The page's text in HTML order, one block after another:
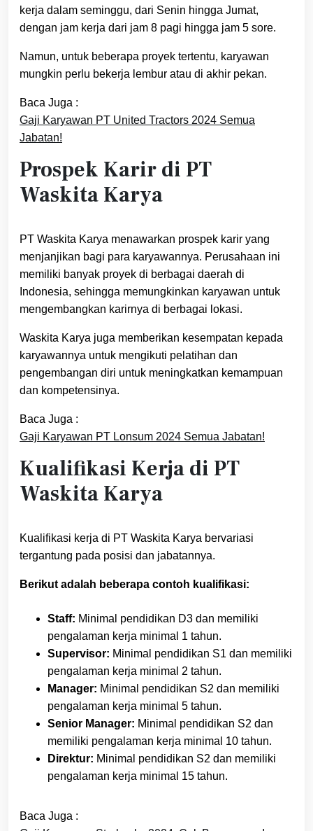
kerja dalam seminggu, dari Senin hingga Jumat,
dengan jam kerja dari jam 8 pagi hingga jam 5 sore.
Namun, untuk beberapa proyek tertentu, karyawan
mungkin perlu bekerja lembur atau di akhir pekan.
Baca Juga :
Gaji Karyawan PT United Tractors 2024 Semua
Jabatan!
Prospek Karir di PT
Waskita Karya
PT Waskita Karya menawarkan prospek karir yang
menjanjikan bagi para karyawannya. Perusahaan ini
memiliki banyak proyek di berbagai daerah di
Indonesia, sehingga memungkinkan karyawan untuk
mengembangkan karirnya di berbagai lokasi.
Waskita Karya juga memberikan kesempatan kepada
karyawannya untuk mengikuti pelatihan dan
pengembangan diri untuk meningkatkan kemampuan
dan kompetensinya.
Baca Juga :
Gaji Karyawan PT Lonsum 2024 Semua Jabatan!
Kualifikasi Kerja di PT
Waskita Karya
Kualifikasi kerja di PT Waskita Karya bervariasi
tergantung pada posisi dan jabatannya.
Berikut adalah beberapa contoh kualifikasi:
Staff: Minimal pendidikan D3 dan memiliki
pengalaman kerja minimal 1 tahun.
Supervisor: Minimal pendidikan S1 dan memiliki
pengalaman kerja minimal 2 tahun.
Manager: Minimal pendidikan S2 dan memiliki
pengalaman kerja minimal 5 tahun.
Senior Manager: Minimal pendidikan S2 dan
memiliki pengalaman kerja minimal 10 tahun.
Direktur: Minimal pendidikan S2 dan memiliki
pengalaman kerja minimal 15 tahun.
Baca Juga :